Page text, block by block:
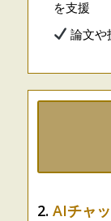
を支援
論文や
2.AIチャ